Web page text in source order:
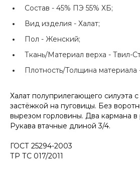
Состав - 45% ПЭ 55% ХБ;
Вид изделия - Халат;
Пол - Женский;
Ткань/Материал верха - Твил-
Плотность/Толщина материала
Халат полуприлегающего силуэта
застёжкой на пуговицы. Без
вырезом горловины. Два кармана
Рукава втачные длиной 3/4.
ГОСТ 25294-2003
ТР ТС 017/2011